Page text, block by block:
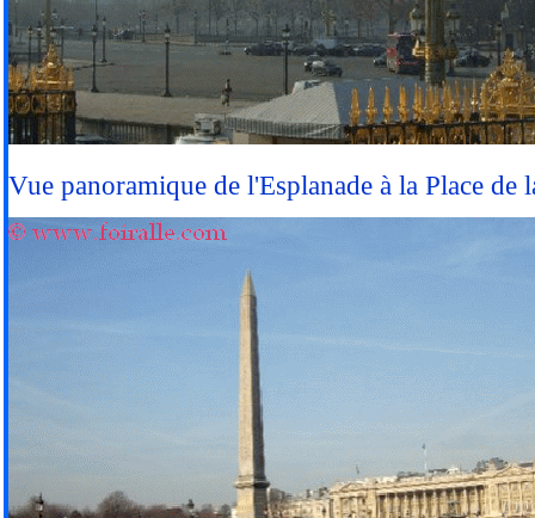
Vue panoramique de l'Esplanade à la Place